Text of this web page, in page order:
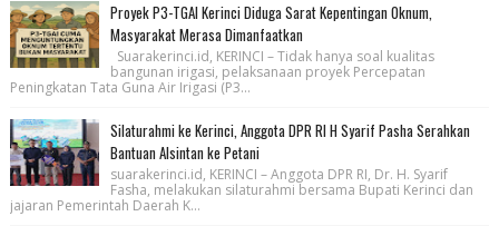
Proyek P3-TGAI Kerinci Diduga Sarat Kepentingan Oknum,
Masyarakat Merasa Dimanfaatkan
Suarakerinci.id, KERINCI – Tidak hanya soal kualitas
bangunan irigasi, pelaksanaan proyek Percepatan
Peningkatan Tata Guna Air Irigasi (P3...
Silaturahmi ke Kerinci, Anggota DPR RI H Syarif Pasha Serahkan
Bantuan Alsintan ke Petani
suarakerinci.id, KERINCI – Anggota DPR RI, Dr. H. Syarif
Fasha, melakukan silaturahmi bersama Bupati Kerinci dan
jajaran Pemerintah Daerah K...